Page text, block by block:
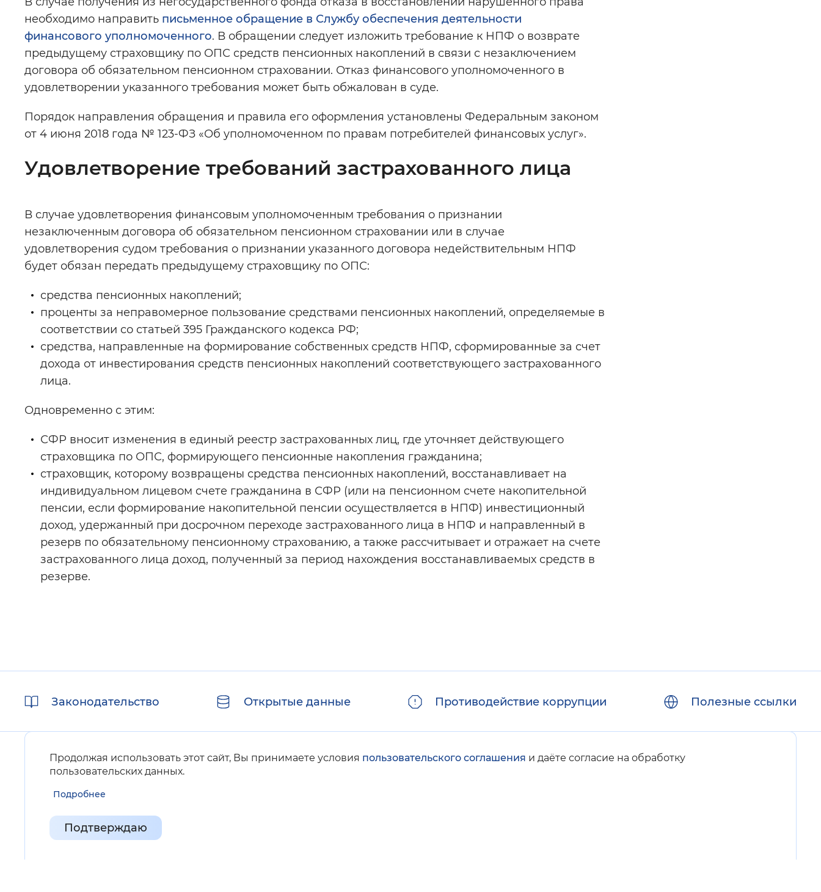
необходимо направить письменное обращение в Службу обеспечения деятельности
финансового уполномоченного. В обращении следует изложить требование к НПФ о возврате
предыдущему страховщику по ОПС средств пенсионных накоплений в связи с незаключением
договора об обязательном пенсионном страховании. Отказ финансового уполномоченного в
удовлетворении указанного требования может быть обжалован в суде.
Порядок направления обращения и правила его оформления установлены Федеральным законом
от 4 июня 2018 года № 123-ФЗ «Об уполномоченном по правам потребителей финансовых услуг».
Удовлетворение требований застрахованного лица
В случае удовлетворения финансовым уполномоченным требования о признании
незаключенным договора об обязательном пенсионном страховании или в случае
удовлетворения судом требования о признании указанного договора недействительным НПФ
будет обязан передать предыдущему страховщику по ОПС:
средства пенсионных накоплений;
проценты за неправомерное пользование средствами пенсионных накоплений, определяемые в
соответствии со статьей 395 Гражданского кодекса РФ;
средства, направленные на формирование собственных средств НПФ, сформированные за счет
дохода от инвестирования средств пенсионных накоплений соответствующего застрахованного
лица.
Одновременно с этим:
СФР вносит изменения в единый реестр застрахованных лиц, где уточняет действующего
страховщика по ОПС, формирующего пенсионные накопления гражданина;
страховщик, которому возвращены средства пенсионных накоплений, восстанавливает на
индивидуальном лицевом счете гражданина в СФР (или на пенсионном счете накопительной
пенсии, если формирование накопительной пенсии осуществляется в НПФ) инвестиционный
доход, удержанный при досрочном переходе застрахованного лица в НПФ и направленный в
резерв по обязательному пенсионному страхованию, а также рассчитывает и отражает на счете
застрахованного лица доход, полученный за период нахождения восстанавливаемых средств в
резерве.
Продолжая использовать этот сайт, Вы принимаете условия пользовательского соглашения и даёте согласие на обработку
пользовательских данных.
Подробнее
Подтверждаю
ссылкиЗаконодательство Открытые данные Противодействие коррупции Полезные ссылки
Нашли ошибку на сайте?